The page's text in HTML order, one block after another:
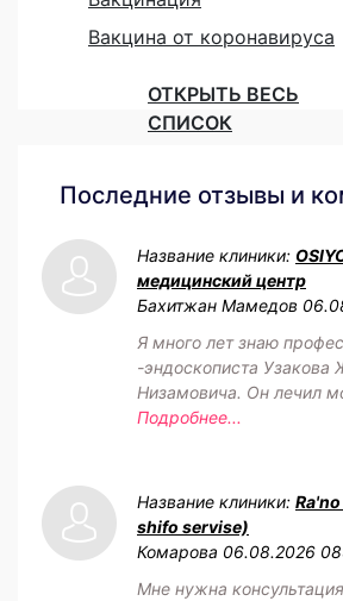
Вакцина от коронавируса
ОТКРЫТЬ ВЕСЬ
СПИСОК
Последние отзывы и
Название клиники:
медицинский центр
Бахитжан Мамедов
Я много лет знаю
-эндоскописта Узакова
Низамовича. Он лечил
Подробнее...
Название клиники:
shifo servise)
Комарова 06.08.2026
Мне нужна